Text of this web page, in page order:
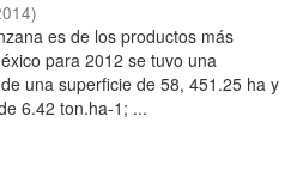
)
es de los productos más
para 2012 se tuvo una
una superficie de 58, 451.25 ha y
6.42 ton.ha-1; ...